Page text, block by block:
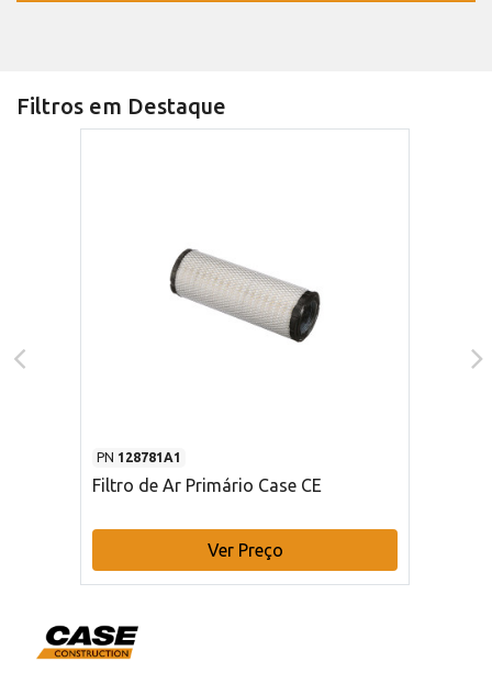
Filtros em Destaque
PN 128781A1
Filtro de Ar Primário Case CE
Ver Preço